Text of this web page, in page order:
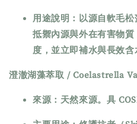
用途說明：以源自軟毛
抵禦內源與外在有害物
度，並立即補水與長效含
澄澈湖藻萃取 / Coelastrella
來源：天然來源。具